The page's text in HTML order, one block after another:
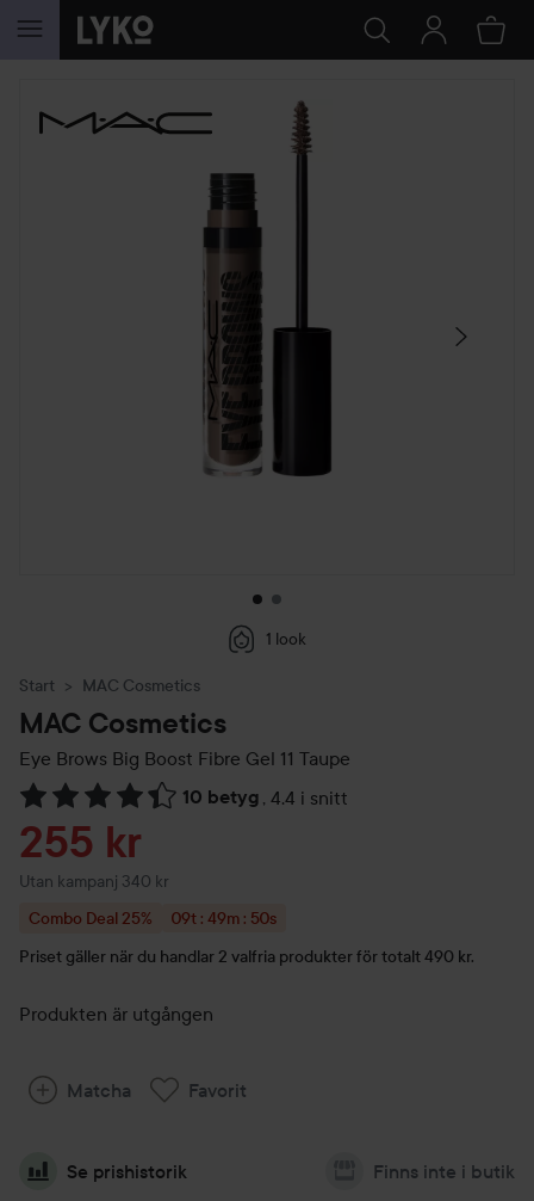
HOPPA TILL INNEHÅLLET
HOPPA ÖVER SEKTIONEN
1 look
Start MAC Cosmetics
MAC Cosmetics
Eye Brows Big Boost Fibre Gel 11 Taupe
10 betyg , 4.4 i snitt
Hoppa till Betyg & kommentarer
Reapris
255 kr
Utan kampanj 340 kr
Combo Deal 25%
Priset gäller i: 09 timmar, 49 minuter och 49
09t : 49m : 49s
Priset gäller när du handlar 2 valfria produkter för totalt 490 kr.
Produkten är utgången
Matcha Favorit
Se prishistorik Finns inte i butik